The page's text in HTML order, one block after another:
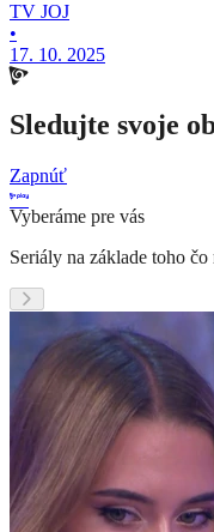
TV JOJ
•
17. 10. 2025
Sledujte svoje
Zapnúť
Vyberáme pre vás
Seriály na základe toho čo